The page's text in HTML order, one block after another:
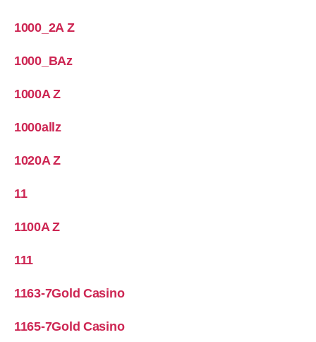
1000_2A Z
1000_BAz
1000A Z
1000allz
1020A Z
11
1100A Z
111
1163-7Gold Casino
1165-7Gold Casino